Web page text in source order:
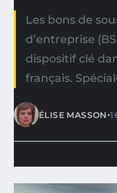
Les bons de
d’entreprise
dispositif clé
français.
ÉLISE MASSON•